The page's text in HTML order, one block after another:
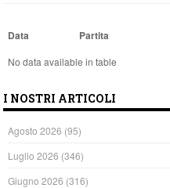
Data Partita
No data available in table
I NOSTRI ARTICOLI
Agosto 2026 (95)
Luglio 2026 (346)
Giugno 2026 (316)